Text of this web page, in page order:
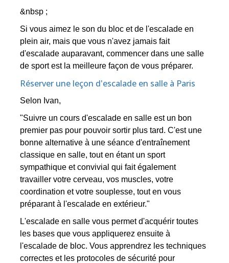
&nbsp ;
Si vous aimez le son du bloc et de l'escalade en
plein air, mais que vous n'avez jamais fait
d'escalade auparavant, commencer dans une salle
de sport est la meilleure façon de vous préparer.
Réserver une leçon d'escalade en salle à Paris
Selon Ivan,
"Suivre un cours d'escalade en salle est un bon
premier pas pour pouvoir sortir plus tard. C'est une
bonne alternative à une séance d'entraînement
classique en salle, tout en étant un sport
sympathique et convivial qui fait également
travailler votre cerveau, vos muscles, votre
coordination et votre souplesse, tout en vous
préparant à l'escalade en extérieur."
L'escalade en salle vous permet d'acquérir toutes
les bases que vous appliquerez ensuite à
l'escalade de bloc. Vous apprendrez les techniques
correctes et les protocoles de sécurité pour